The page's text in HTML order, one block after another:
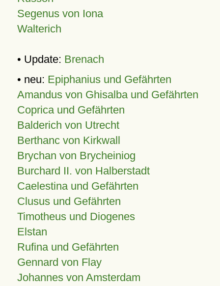
Segenus von Iona
Walterich
• Update: Brenach
• neu: Epiphanius und Gefährten
Amandus von Ghisalba und Gefährten
Coprica und Gefährten
Balderich von Utrecht
Berthanc von Kirkwall
Brychan von Brycheiniog
Burchard II. von Halberstadt
Caelestina und Gefährten
Clusus und Gefährten
Timotheus und Diogenes
Elstan
Rufina und Gefährten
Gennard von Flay
Johannes von Amsterdam